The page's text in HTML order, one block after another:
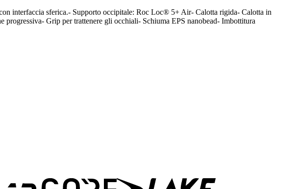
interfaccia sferica.- Supporto occipitale: Roc Loc® 5+ Air- Calotta rigida- Calotta in
Grip per trattenere gli occhiali- Schiuma EPS nanobead- Imbottitura